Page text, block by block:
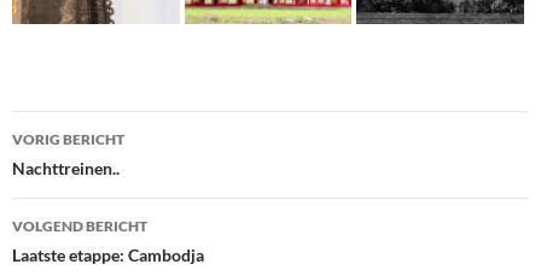
Bericht
navigatie
VORIG BERICHT
Nachttreinen..
VOLGEND BERICHT
Laatste etappe: Cambodja